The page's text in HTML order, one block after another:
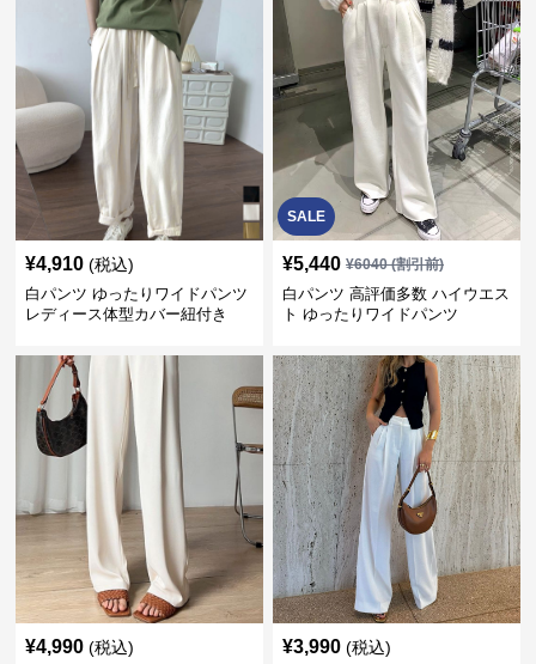
¥4,910 (税込)
白パンツ ゆったりワイドパンツ
レディース体型カバー紐付き
SALE
¥5,440 ¥6040(割引前)
白パンツ 高評価多数 ハイウエス
ト ゆったりワイドパンツ
¥4,990 (税込) ¥3,990 (税込)